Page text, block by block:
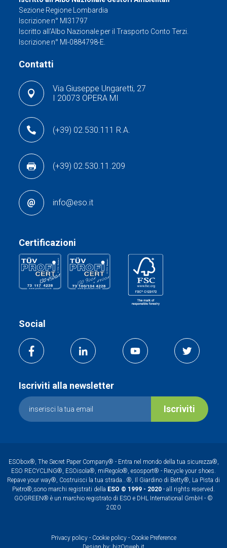
Sezione Regione Lombardia
Iscrizione n° MI31797
Iscritto all’Albo Nazionale per il Trasporto Conto Terzi.
Iscrizione n° MI-0884798-E.
Contatti
Via Giuseppe Ungaretti, 27
I 20073 OPERA MI
(+39) 02.530.111 R.A.
(+39) 02.530.11.209
info@eso.it
Social
Certificazioni
Iscriviti alla newsletter
Iscriviti
ESObox®, The Secret Paper Company® - Entra nel mondo della tua sicurezza®,
ESO RECYCLING®, ESOisola®, miRegolo®, esosport® - Recycle your shoes.
Repave your way®, Costruisci la tua strada...®, Il Giardino di Betty®, La Pista di
Pietro®,sono marchi registrati della ESO © 1999 - 2020 - all rights reserved.
GOGREEN® è un marchio registrato di ESO e DHL International GmbH - ©
2020
Privacy policy - Cookie policy- Cookie Preference